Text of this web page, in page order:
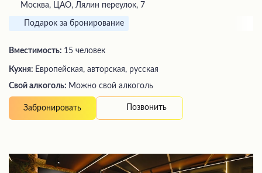
Москва, ЦАО, Лялин переулок, 7
Подарок за бронирование
Вместимость: 15 человек
Кухня: Европейская, авторская, русская
Свой алкоголь: Можно свой алкоголь
Забронировать Позвонить